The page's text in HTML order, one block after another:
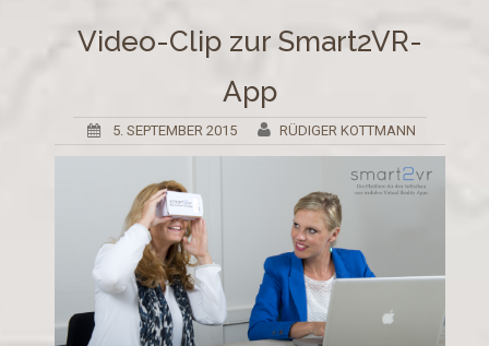
Video-Clip zur Smart2VR-
App
5. SEPTEMBER 2015 RÜDIGER KOTTMANN